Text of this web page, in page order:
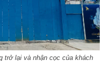
trở lại và nhận cọc của khách